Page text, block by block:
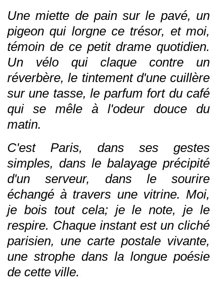
Une miette de pain sur le pavé, un
pigeon qui lorgne ce trésor, et moi,
témoin de ce petit drame quotidien.
Un vélo qui claque contre un
réverbère, le tintement d'une cuillère
sur une tasse, le parfum fort du café
qui se mêle à l'odeur douce du
matin.
C'est Paris, dans ses gestes
simples, dans le balayage précipité
d'un serveur, dans le sourire
échangé à travers une vitrine. Moi,
je bois tout cela; je le note, je le
respire. Chaque instant est un cliché
parisien, une carte postale vivante,
une strophe dans la longue poésie
de cette ville.